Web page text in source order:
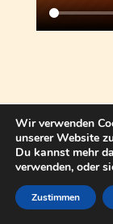
514 total
©
Wir verwenden
unserer Website
Du kannst mehr
verwenden, oder
Zustimmen